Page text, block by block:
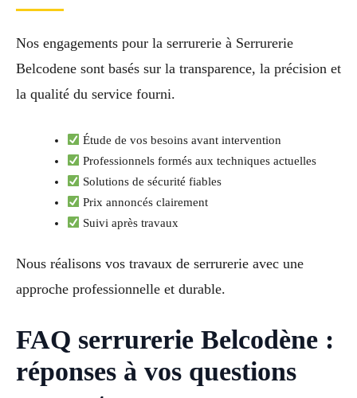
Nos engagements pour la serrurerie à Serrurerie
Belcodene sont basés sur la transparence, la précision et
la qualité du service fourni.
Étude de vos besoins avant intervention
Professionnels formés aux techniques actuelles
Solutions de sécurité fiables
Prix annoncés clairement
Suivi après travaux
Nous réalisons vos travaux de serrurerie avec une
approche professionnelle et durable.
FAQ serrurerie Belcodène :
réponses à vos questions